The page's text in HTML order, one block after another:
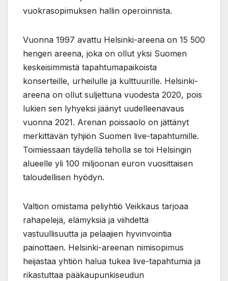
vuokrasopimuksen hallin operoinnista.
Vuonna 1997 avattu Helsinki-areena on 15 500
hengen areena, joka on ollut yksi Suomen
keskeisimmistä tapahtumapaikoista
konserteille, urheilulle ja kulttuurille. Helsinki-
areena on ollut suljettuna vuodesta 2020, pois
lukien sen lyhyeksi jäänyt uudelleenavaus
vuonna 2021. Arenan poissaolo on jättänyt
merkittävän tyhjiön Suomen live-tapahtumille.
Toimiessaan täydellä teholla se toi Helsingin
alueelle yli 100 miljoonan euron vuosittaisen
taloudellisen hyödyn.
Valtion omistama peliyhtiö Veikkaus tarjoaa
rahapelejä, elämyksiä ja viihdettä
vastuullisuutta ja pelaajien hyvinvointia
painottaen. Helsinki-areenan nimisopimus
heijastaa yhtiön halua tukea live-tapahtumia ja
rikastuttaa pääkaupunkiseudun